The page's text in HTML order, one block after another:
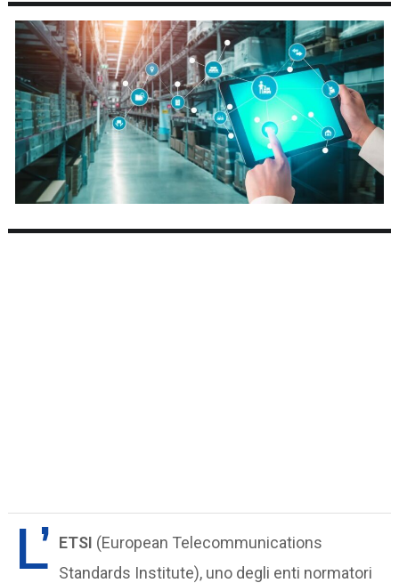
L’ ETSI (European Telecommunications
Standards Institute), uno degli enti normatori